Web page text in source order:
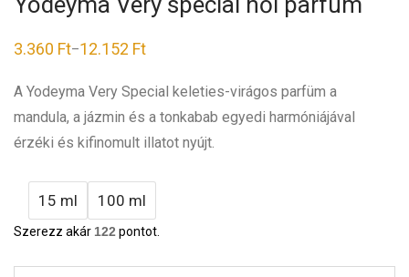
3.360 Ft–12.152 Ft
A Yodeyma Very Special keleties-virágos parfüm a
mandula, a jázmin és a tonkabab egyedi harmóniájával
érzéki és kifinomult illatot nyújt.
15 ml 100 ml
Szerezz akár 122 pontot.